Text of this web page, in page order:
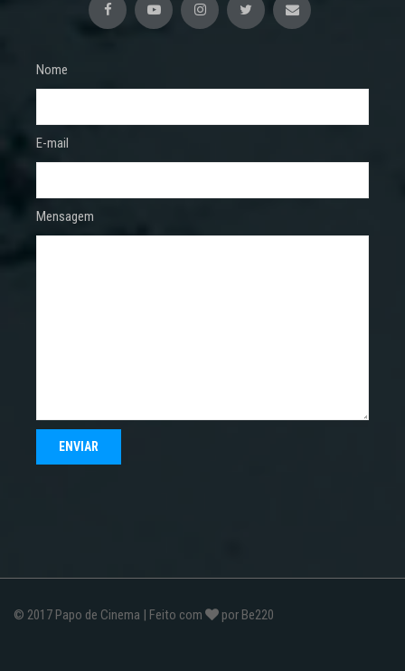
Nome
E-mail
Mensagem
© 2017 Papo de Cinema | Feito com por Be220